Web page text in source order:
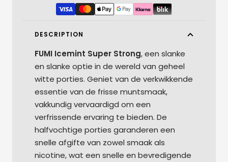
DESCRIPTION
FUMI Icemint Super Strong, een slanke
en slanke optie in de wereld van geheel
witte porties. Geniet van de verkwikkende
essentie van de frisse muntsmaak,
vakkundig vervaardigd om een ​​
verfrissende ervaring te bieden. De
halfvochtige porties garanderen een
snelle afgifte van zowel smaak als
nicotine, wat een snelle en bevredigende